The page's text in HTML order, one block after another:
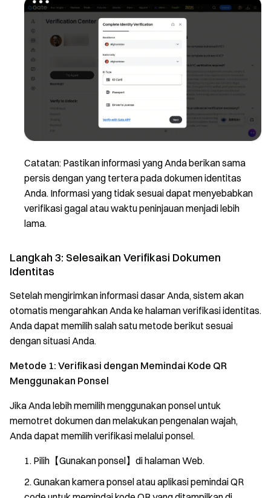
Catatan: Pastikan informasi yang Anda berikan sama
persis dengan yang tertera pada dokumen identitas
Anda. Informasi yang tidak sesuai dapat menyebabkan
verifikasi gagal atau waktu peninjauan menjadi lebih
lama.
Langkah 3: Selesaikan Verifikasi Dokumen
Identitas
Setelah mengirimkan informasi dasar Anda, sistem akan
otomatis mengarahkan Anda ke halaman verifikasi identitas.
Anda dapat memilih salah satu metode berikut sesuai
dengan situasi Anda.
Metode 1: Verifikasi dengan Memindai Kode QR
Menggunakan Ponsel
Jika Anda lebih memilih menggunakan ponsel untuk
memotret dokumen dan melakukan pengenalan wajah,
Anda dapat memilih verifikasi melalui ponsel.
Pilih【Gunakan ponsel】di halaman Web.
Gunakan kamera ponsel atau aplikasi pemindai QR